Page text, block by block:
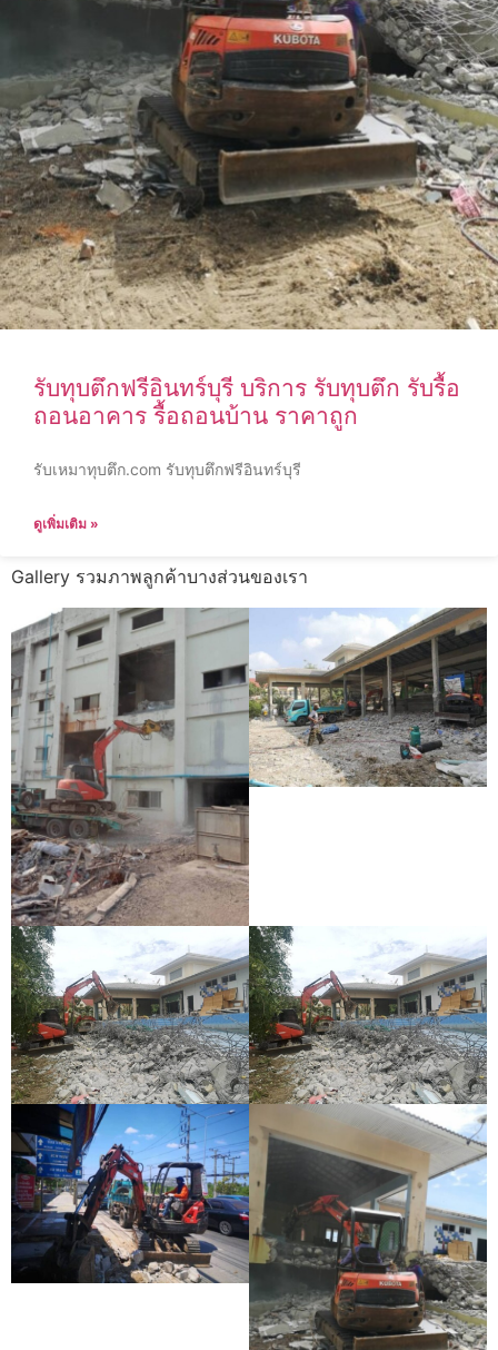
รับทุบตึกฟรีอินทร์บุรี บริการ รับทุบตึก รับรื้อ
ถอนอาคาร รื้อถอนบ้าน ราคาถูก
รับเหมาทุบตึก.com รับทุบตึกฟรีอินทร์บุรี
ดูเพิ่มเติม »
Gallery รวมภาพลูกค้าบางส่วนของเรา